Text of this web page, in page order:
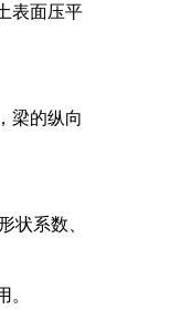
表面压平
梁的纵向
状系数、